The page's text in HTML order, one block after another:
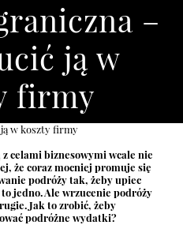
–
ją w
firmy
w koszty firmy
celami biznesowymi wcale nie
że coraz mocniej promuje się
podróży tak, żeby upiec
jedno. Ale wrzucenie podróży
Jak to zrobić, żeby
podróżne wydatki?